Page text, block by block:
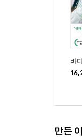
바
만든